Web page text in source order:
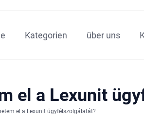
Kategorien über uns
el a Lexunit
el a Lexunit ügyfélszolgálatát?